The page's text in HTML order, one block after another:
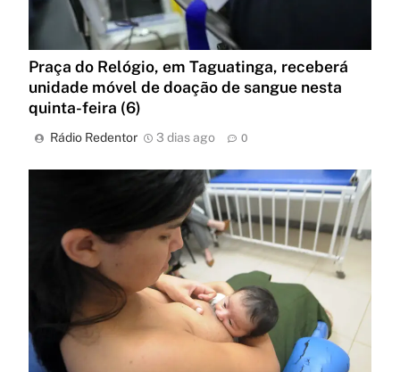
Praça do Relógio, em Taguatinga, receberá
unidade móvel de doação de sangue nesta
quinta-feira (6)
Rádio Redentor 3 dias ago 0